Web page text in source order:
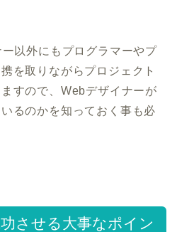
以外にもプログラマーやプ
を取りながらプロジェクト
すので、Webデザイナーが
るのかを知っておく事も必
させる大事なポイン